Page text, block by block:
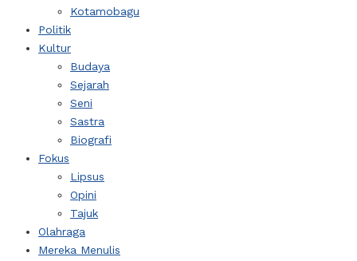
Kotamobagu
Politik
Kultur
Budaya
Sejarah
Seni
Sastra
Biografi
Fokus
Lipsus
Opini
Tajuk
Olahraga
Mereka Menulis